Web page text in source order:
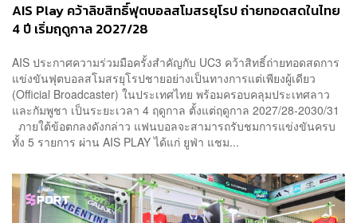
AIS Play คว้าลิขสิทธิ์ฟุตบอลสโมสรยุโรป ถ่ายทอดสดในไทย
4 ปี เริ่มฤดูกาล 2027/28
AIS ประกาศความร่วมมือครั้งสำคัญกับ UC3 คว้าสิทธิ์ถ่ายทอดสดการ
แข่งขันฟุตบอลสโมสรยุโรปชายอย่างเป็นทางการแต่เพียงผู้เดียว
(Official Broadcaster) ในประเทศไทย พร้อมครอบคลุมประเทศลาว
และกัมพูชา เป็นระยะเวลา 4 ฤดูกาล ตั้งแต่ฤดูกาล 2027/28-2030/31
ภายใต้ข้อตกลงดังกล่าว แฟนบอลจะสามารถรับชมการแข่งขันครบ
ทั้ง 5 รายการ ผ่าน AIS PLAY ได้แก่ ยูฟ่า แชม...